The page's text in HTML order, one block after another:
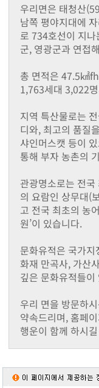
기부금 모금액 및 활용 실적
홍보자료
온라인 명예의 전당
유관기관(공익제보) 안내
장성읍
진원면
동화면
삼서면
삼계면
황룡면
북일면
북이면
북하면
찾아오시는길
우리면은 태청산
남쪽 평야지대에
로 734호선이 지
군, 영광군과 연접
총 면적은 47.5㎢
1,763세대 3,022
지역 특산물로는
디와, 최고의 품질
샤인머스캣 등이
통해 부자 농촌의
관광명소로는 전국
의 요람인 상무대(
고 전국 최초의 농
원’이 있습니다.
문화유적은 국가
화재 만곡사, 가산
깊은 문화유적들이
우리 면을 방문하
약속드리며, 홈페
행운이 함께 하시